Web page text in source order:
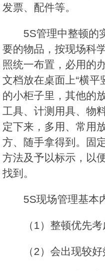
发票、配件等。
5S管理中整顿的
要的物品，按现场科
照统一布置，必用的
文档放在桌面上“横平
的小柜子里，其他的
工具、计测用具、物
定下来，多用、常用
方、随手拿得到。固
方法及予以标示，以
找到。
5S现场管理基本
（1）整顿优先考
（2）会出现较好